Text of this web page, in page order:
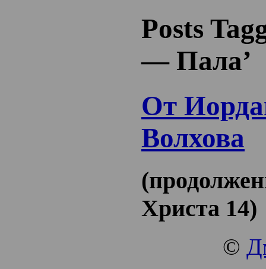
Posts
— Пала’
От
Волхова
Христа 14)
©